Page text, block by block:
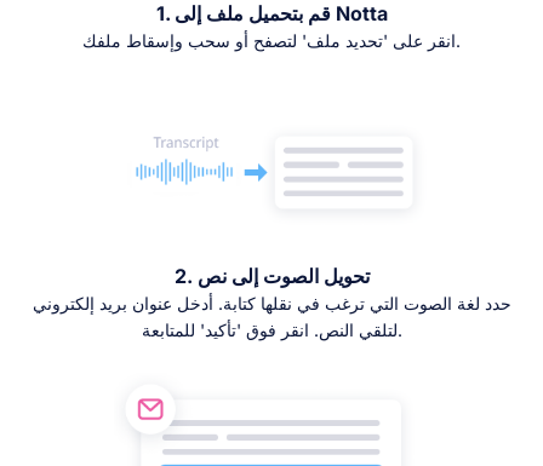
1. قم بتحميل ملف إلى Notta
انقر على 'تحديد ملف' لتصفح أو سحب وإسقاط ملفك.
2. تحويل الصوت إلى نص
حدد لغة الصوت التي ترغب في نقلها كتابة. أدخل عنوان بريد إلكتروني
لتلقي النص. انقر فوق 'تأكيد' للمتابعة.